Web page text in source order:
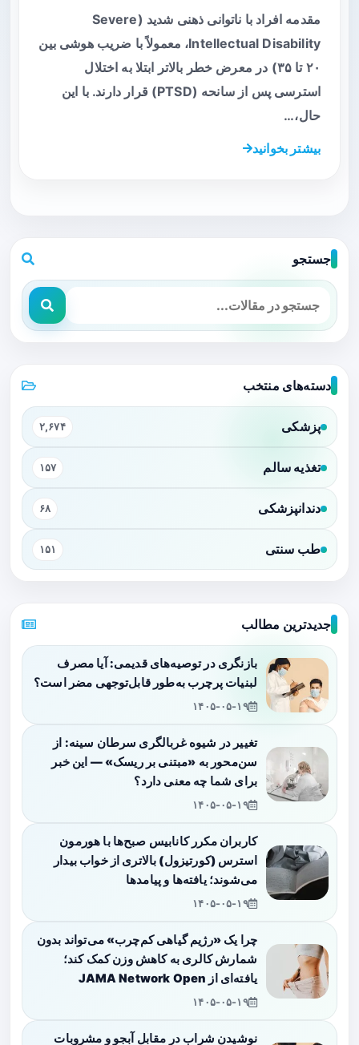
مقدمه افراد با ناتوانی ذهنی شدید (Severe
Intellectual Disability، معمولاً با ضریب هوشی بین
۲۰ تا ۳۵) در معرض خطر بالاتر ابتلا به اختلال
استرسی پس از سانحه (PTSD) قرار دارند. با این
حال،…
بیشتر بخوانید
جستجو
دسته‌های منتخب
پزشکی ۲,۶۷۴
تغذیه سالم ۱۵۷
دندانپزشکی ۶۸
طب سنتی ۱۵۱
جدیدترین مطالب
بازنگری در توصیه‌های قدیمی: آیا مصرف
لبنیات پرچرب به‌طور قابل‌توجهی مضر است؟
۱۴۰۵-۰۵-۱۹
تغییر در شیوه غربالگری سرطان سینه: از
سن‌محور به «مبتنی بر ریسک» — این خبر
برای شما چه معنی دارد؟
۱۴۰۵-۰۵-۱۹
کاربران مکرر کانابیس صبح‌ها با هورمون
استرس (کورتیزول) بالاتری از خواب بیدار
می‌شوند؛ یافته‌ها و پیامدها
۱۴۰۵-۰۵-۱۹
چرا یک «رژیم گیاهی کم‌چرب» می‌تواند بدون
شمارش کالری به کاهش وزن کمک کند؛
یافته‌ای از JAMA Network Open
۱۴۰۵-۰۵-۱۹
نوشیدن شراب در مقابل آبجو و مشروبات